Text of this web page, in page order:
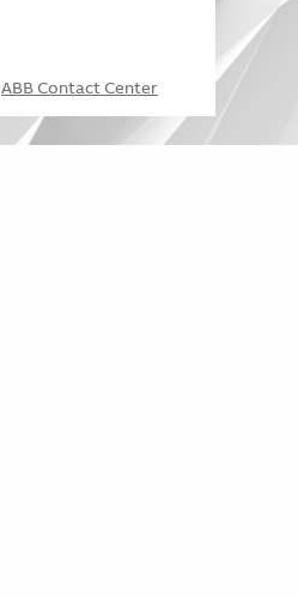
ABB Contact Center